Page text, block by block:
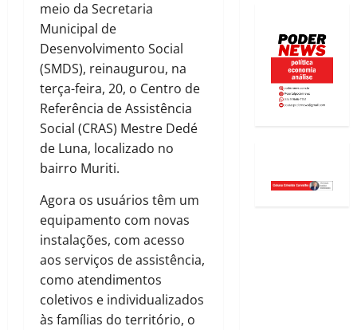
meio da Secretaria
Municipal de
Desenvolvimento Social
(SMDS), reinaugurou, na
terça-feira, 20, o Centro de
Referência de Assistência
Social (CRAS) Mestre Dedé
de Luna, localizado no
bairro Muriti.
Agora os usuários têm um
equipamento com novas
instalações, com acesso
aos serviços de assistência,
como atendimentos
coletivos e individualizados
às famílias do território, o